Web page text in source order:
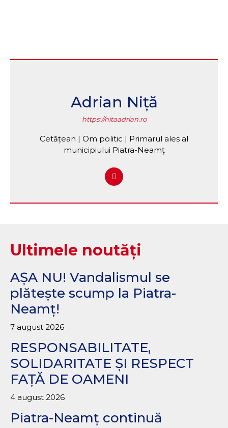
Adrian Niță
https://nitaadrian.ro
Cetățean | Om politic | Primarul ales al
municipiului Piatra-Neamț
Ultimele noutăți
AȘA NU! Vandalismul se
plătește scump la Piatra-
Neamț!
7 august 2026
RESPONSABILITATE,
SOLIDARITATE ȘI RESPECT
FAȚĂ DE OAMENI
4 august 2026
Piatra-Neamț continuă